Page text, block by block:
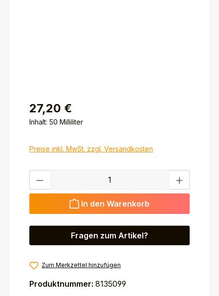
27,20 €
Inhalt: 50 Milliliter
Preise inkl. MwSt. zzgl. Versandkosten
Produkt Anzahl: Gib den gewünschten Wert ein
In den Warenkorb
Fragen zum Artikel?
Zum Merkzettel hinzufügen
Produktnummer: 8135099